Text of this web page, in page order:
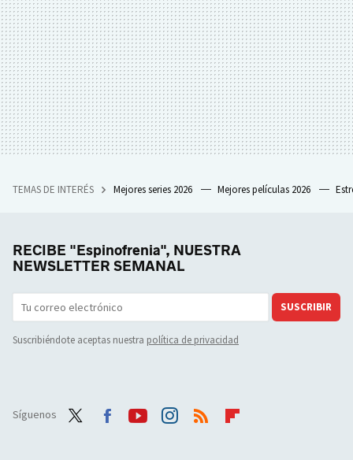
TEMAS DE INTERÉS Mejores series 2026 Mejores películas 2026
RECIBE "Espinofrenia", NUESTRA
NEWSLETTER SEMANAL
SUSCRIBIR
Suscribiéndote aceptas nuestra política de privacidad
Síguenos